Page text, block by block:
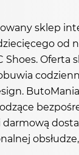
sklep
od
Shoes.
darmową